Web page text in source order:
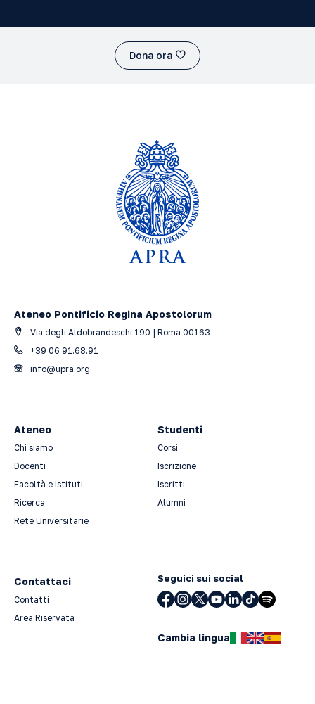
Dona ora
Ateneo Pontificio Regina Apostolorum
Via degli Aldobrandeschi 190 | Roma 00163
+39 06 91.68.91
info@upra.org
Ateneo
Chi siamo
Docenti
Facoltà e Istituti
Ricerca
Rete Universitarie
Studenti
Corsi
Iscrizione
Iscritti
Alumni
Contattaci
Contatti
Area Riservata
Seguici sui social
Cambia lingua